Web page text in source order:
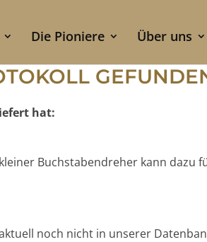
Die Pioniere Über uns
hat:
Buchstabendreher kann dazu
noch nicht in unserer